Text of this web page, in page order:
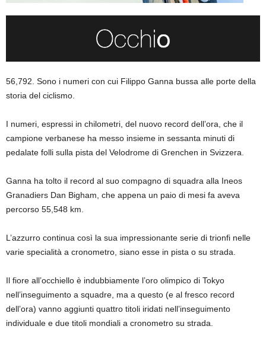
56,792. Sono i numeri con cui Filippo Ganna bussa alle porte della
storia del ciclismo.
I numeri, espressi in chilometri, del nuovo record dell’ora, che il
campione verbanese ha messo insieme in sessanta minuti di
pedalate folli sulla pista del Velodrome di Grenchen in Svizzera.
Ganna ha tolto il record al suo compagno di squadra alla Ineos
Granadiers Dan Bigham, che appena un paio di mesi fa aveva
percorso 55,548 km.
L’azzurro continua così la sua impressionante serie di trionfi nelle
varie specialità a cronometro, siano esse in pista o su strada.
Il fiore all’occhiello è indubbiamente l’oro olimpico di Tokyo
nell’inseguimento a squadre, ma a questo (e al fresco record
dell’ora) vanno aggiunti quattro titoli iridati nell’inseguimento
individuale e due titoli mondiali a cronometro su strada.